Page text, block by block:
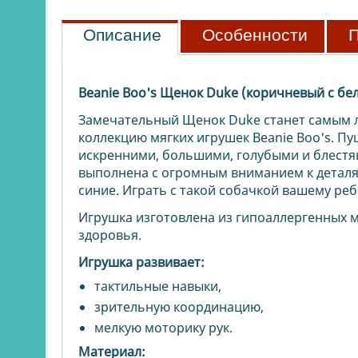
Описание Особенности
Beanie Boo's Щенок Duke (коричневый с
Замечательный Щенок Duke станет
коллекцию мягких игрушек Beanie Boo's.
искренними, большими, голубыми и
выполнена с огромным вниманием к
синие. Играть с такой собачкой вашему
Игрушка изготовлена из гипоаллергенных
здоровья.
Игрушка развивает:
тактильные навыки,
зрительную координацию,
мелкую моторику рук.
Материал: